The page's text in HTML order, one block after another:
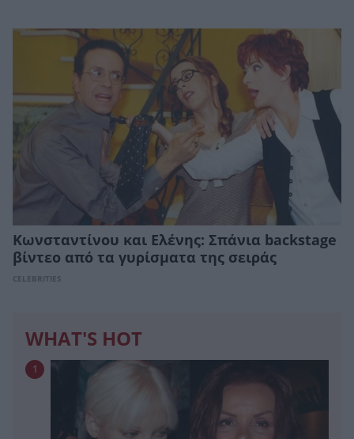
Κωνσταντίνου και Ελένης: Σπάνια backstage
βίντεο από τα γυρίσματα της σειράς
CELEBRITIES
WHAT'S HOT
1